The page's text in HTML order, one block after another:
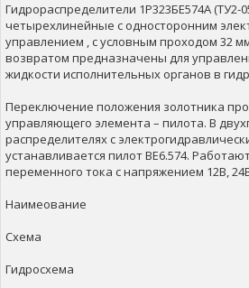
Гидрораспределители 1Р323БЕ574А (ТУ2-
четырехлинейные с односторонним
управлением , с условным проходом 32
возвратом предназначены для
жидкости исполнительных органов в
Переключение положения золотника
управляющего элемента – пилота. В
распределителях с
устанавливается пилот ВЕ6.574.
переменного тока с напряжением 12В,
Наимеование
Схема
Гидросхема